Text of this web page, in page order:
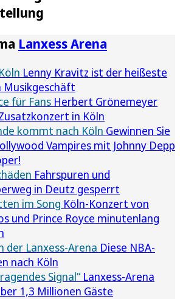
Lanxess Arena
Lenny Kravitz ist der heißeste
Musikgeschäft
für Fans Herbert Grönemeyer
in Köln
kommt nach Köln Gewinnen Sie
Vampires mit Johnny Depp
Fahrspuren und
in Deutz gesperrt
im Song Köln-Konzert von
und Prince Royce minutenlang
der Lanxess-Arena Diese NBA-
nach Köln
Signal“ Lanxess-Arena
1,3 Millionen Gäste